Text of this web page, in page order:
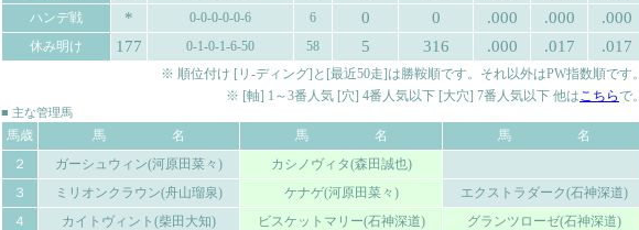
ハンデ戦 * 0-0-0-0-0-6 6 0 0 .000 .000 .000
休み明け 177 0-1-0-1-6-50 58 5 316 .000 .017 .017
※ 順位付け [リ-ディング]と[最近50走]は勝鞍順です。それ以外はPW指数順です。
※ [軸] 1～3番人気 [穴] 4番人気以下 [大穴] 7番人気以下 他はこちらで。
■ 主な管理馬
馬歳 馬 名 馬 名
馬 名
２
ガーシュウィン(河原田菜々)
カシノヴィタ(森田誠也)
３
ミリオンクラウン(舟山瑠泉) ケナゲ(河原田菜々)
エクストラダーク(石神深道)
４
カイトヴィント(柴田大知) ビスケットマリー(石神深道)
グランツローゼ(石神深道)